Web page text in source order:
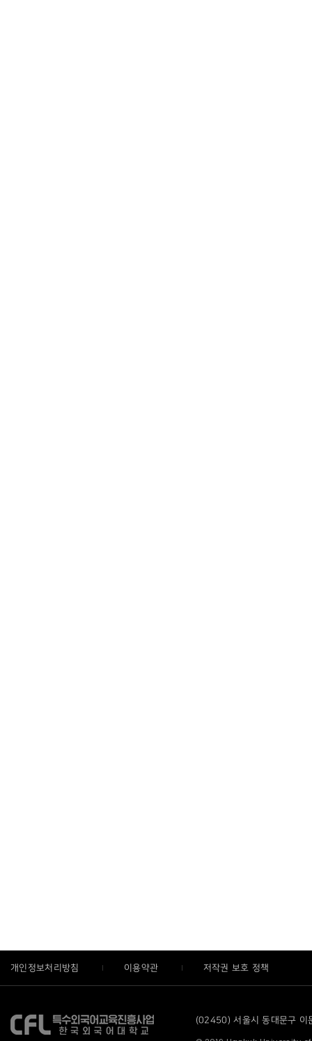
개인정보처리방침 이용약관 저작권 보호 정책
(02450) 서울시 동대문구